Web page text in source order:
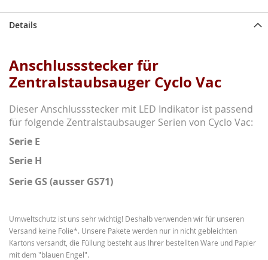
Details
Anschlussstecker für
Zentralstaubsauger Cyclo Vac
Dieser Anschlussstecker mit LED Indikator ist passend
für folgende Zentralstaubsauger Serien von Cyclo Vac:
Serie E
Serie H
Serie GS (ausser GS71)
Umweltschutz ist uns sehr wichtig! Deshalb verwenden wir für unseren
Versand keine Folie*. Unsere Pakete werden nur in nicht gebleichten
Kartons versandt, die Füllung besteht aus Ihrer bestellten Ware und Papier
mit dem "blauen Engel".